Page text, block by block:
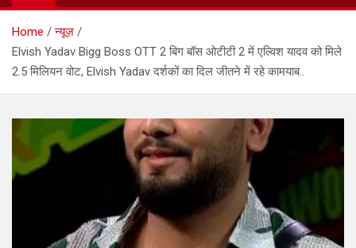
Home
न्यूज़
Elvish Yadav Bigg Boss OTT 2 बिग बॉस ओटीटी 2 में एल्विश यादव को मिले
2.5 मिलियन वोट, Elvish Yadav दर्शकों का दिल जीतने में रहे कामयाब..